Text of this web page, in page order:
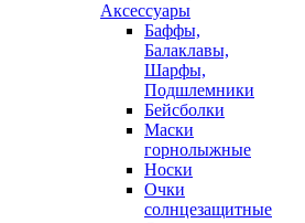
Аксессуары
Баффы,
Балаклавы,
Шарфы,
Подшлемники
Бейсболки
Маски
горнолыжные
Носки
Очки
солнцезащитные